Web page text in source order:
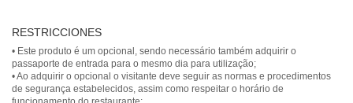
RESTRICCIONES
• Este produto é um opcional, sendo necessário também adquirir o
passaporte de entrada para o mesmo dia para utilização;
• Ao adquirir o opcional o visitante deve seguir as normas e procedimentos
de segurança estabelecidos, assim como respeitar o horário de